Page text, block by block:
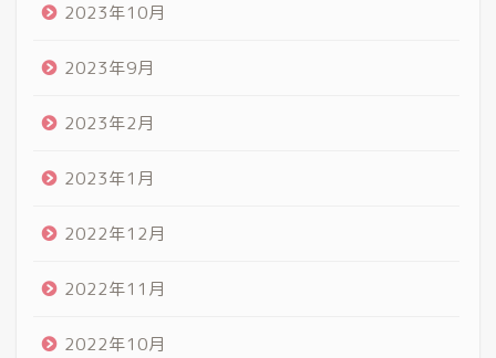
2023年10月
2023年9月
2023年2月
2023年1月
2022年12月
2022年11月
2022年10月